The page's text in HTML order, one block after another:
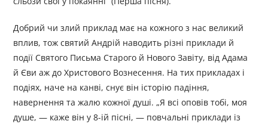
Добрий чи злий приклад має на кожного з нас великий
вплив, тож святий Андрій наводить різні приклади й
події Святого Письма Старого й Нового Завіту, від Адама
й Єви аж до Христового Вознесення. На тих прикладах і
подіях, наче на канві, снує він історію падіння,
навернення та жалю кожної душі. „Я всі оповів тобі, моя
душе, — каже він у 8-ій пісні, — повчальні приклади із